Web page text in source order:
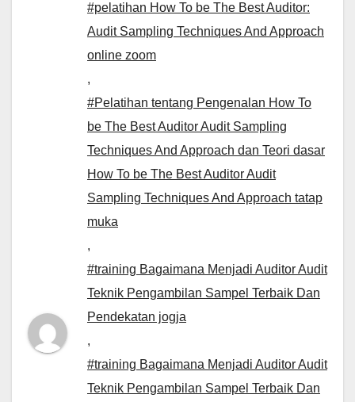
#pelatihan How To be The Best Auditor:
Audit Sampling Techniques And Approach
online zoom
,
#Pelatihan tentang Pengenalan How To
be The Best Auditor Audit Sampling
Techniques And Approach dan Teori dasar
How To be The Best Auditor Audit
Sampling Techniques And Approach tatap
muka
,
#training Bagaimana Menjadi Auditor Audit
Teknik Pengambilan Sampel Terbaik Dan
Pendekatan jogja
,
#training Bagaimana Menjadi Auditor Audit
Teknik Pengambilan Sampel Terbaik Dan